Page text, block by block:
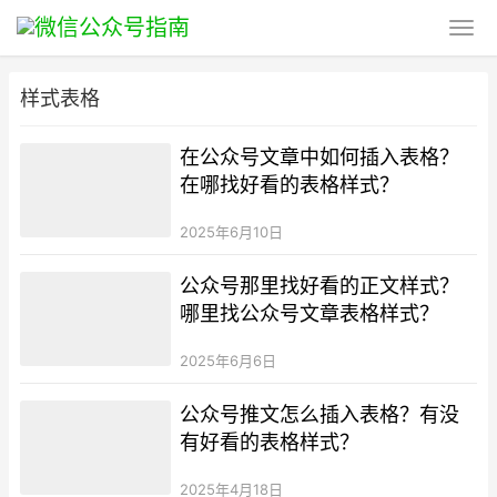
样式表格
在公众号文章中如何插入表格？
在哪找好看的表格样式？
2025年6月10日
公众号那里找好看的正文样式？
哪里找公众号文章表格样式？
2025年6月6日
公众号推文怎么插入表格？有没
有好看的表格样式？
2025年4月18日